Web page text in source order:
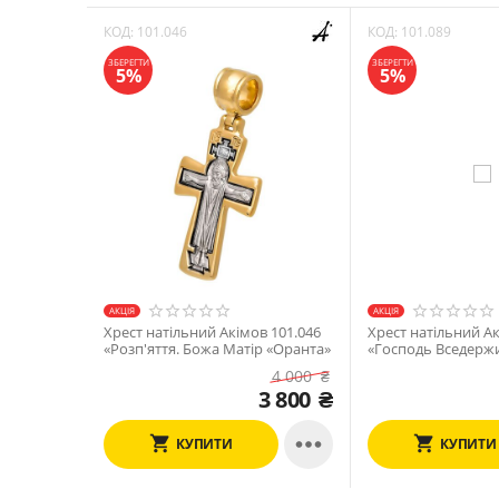
КОД: 101.046
ЗБЕРЕГТИ
5%
АКЦІЯ
Хрест натільний Акімов 101.046
«Розп'яття. Божа Матір «Оранта»
4 000 ₴
3 800 ₴
КУПИТИ 
КОД: 101.089
ЗБЕРЕГТИ
5%
АКЦІЯ
Хрест натільний
«Господь
КУПИТИ